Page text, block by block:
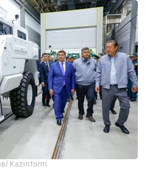
Kazinform